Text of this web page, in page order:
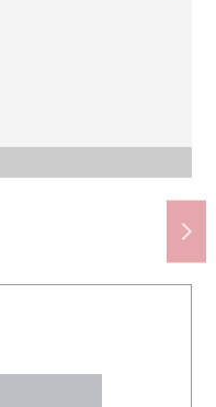
外觀
外觀
店(約490m)
(約130m)
270m)